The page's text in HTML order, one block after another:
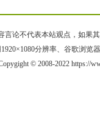
言论不代表本站观点，如果
分辨率、谷歌浏览
© 2008-2022 https://